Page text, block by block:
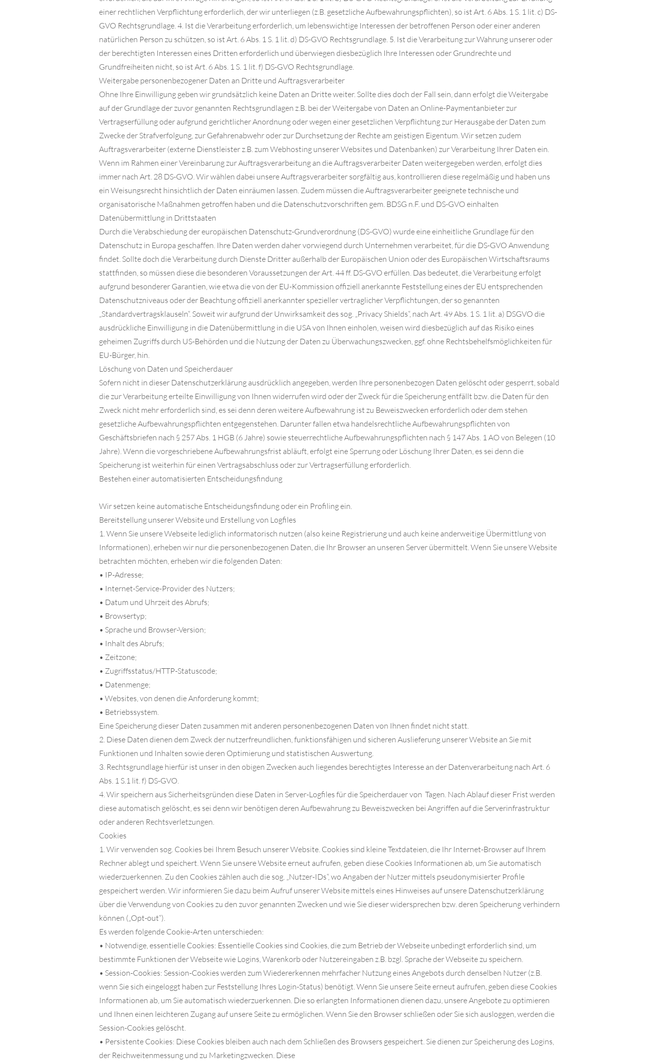
einer rechtlichen Verpflichtung erforderlich, der wir unterliegen (z.B. gesetzliche Aufbewahrungspflichten), so ist Art. 6 Abs. 1 S. 1 lit. c) DS-
GVO Rechtsgrundlage. 4. Ist die Verarbeitung erforderlich, um lebenswichtige Interessen der betroffenen Person oder einer anderen
natürlichen Person zu schützen, so ist Art. 6 Abs. 1 S. 1 lit. d) DS-GVO Rechtsgrundlage. 5. Ist die Verarbeitung zur Wahrung unserer oder
der berechtigten Interessen eines Dritten erforderlich und überwiegen diesbezüglich Ihre Interessen oder Grundrechte und
Grundfreiheiten nicht, so ist Art. 6 Abs. 1 S. 1 lit. f) DS-GVO Rechtsgrundlage.
Weitergabe personenbezogener Daten an Dritte und Auftragsverarbeiter
Ohne Ihre Einwilligung geben wir grundsätzlich keine Daten an Dritte weiter. Sollte dies doch der Fall sein, dann erfolgt die Weitergabe
auf der Grundlage der zuvor genannten Rechtsgrundlagen z.B. bei der Weitergabe von Daten an Online-Paymentanbieter zur
Vertragserfüllung oder aufgrund gerichtlicher Anordnung oder wegen einer gesetzlichen Verpflichtung zur Herausgabe der Daten zum
Zwecke der Strafverfolgung, zur Gefahrenabwehr oder zur Durchsetzung der Rechte am geistigen Eigentum. Wir setzen zudem
Auftragsverarbeiter (externe Dienstleister z.B. zum Webhosting unserer Websites und Datenbanken) zur Verarbeitung Ihrer Daten ein.
Wenn im Rahmen einer Vereinbarung zur Auftragsverarbeitung an die Auftragsverarbeiter Daten weitergegeben werden, erfolgt dies
immer nach Art. 28 DS-GVO. Wir wählen dabei unsere Auftragsverarbeiter sorgfältig aus, kontrollieren diese regelmäßig und haben uns
ein Weisungsrecht hinsichtlich der Daten einräumen lassen. Zudem müssen die Auftragsverarbeiter geeignete technische und
organisatorische Maßnahmen getroffen haben und die Datenschutzvorschriften gem. BDSG n.F. und DS-GVO einhalten
Datenübermittlung in Drittstaaten
Durch die Verabschiedung der europäischen Datenschutz-Grundverordnung (DS-GVO) wurde eine einheitliche Grundlage für den
Datenschutz in Europa geschaffen. Ihre Daten werden daher vorwiegend durch Unternehmen verarbeitet, für die DS-GVO Anwendung
findet. Sollte doch die Verarbeitung durch Dienste Dritter außerhalb der Europäischen Union oder des Europäischen Wirtschaftsraums
stattfinden, so müssen diese die besonderen Voraussetzungen der Art. 44 ff. DS-GVO erfüllen. Das bedeutet, die Verarbeitung erfolgt
aufgrund besonderer Garantien, wie etwa die von der EU-Kommission offiziell anerkannte Feststellung eines der EU entsprechenden
Datenschutzniveaus oder der Beachtung offiziell anerkannter spezieller vertraglicher Verpflichtungen, der so genannten
„Standardvertragsklauseln“. Soweit wir aufgrund der Unwirksamkeit des sog. „Privacy Shields“, nach Art. 49 Abs. 1 S. 1 lit. a) DSGVO die
ausdrückliche Einwilligung in die Datenübermittlung in die USA von Ihnen einholen, weisen wird diesbezüglich auf das Risiko eines
geheimen Zugriffs durch US-Behörden und die Nutzung der Daten zu Überwachungszwecken, ggf. ohne Rechtsbehelfsmöglichkeiten für
EU-Bürger, hin.
Löschung von Daten und Speicherdauer
Sofern nicht in dieser Datenschutzerklärung ausdrücklich angegeben, werden Ihre personenbezogen Daten gelöscht oder gesperrt, sobald
die zur Verarbeitung erteilte Einwilligung von Ihnen widerrufen wird oder der Zweck für die Speicherung entfällt bzw. die Daten für den
Zweck nicht mehr erforderlich sind, es sei denn deren weitere Aufbewahrung ist zu Beweiszwecken erforderlich oder dem stehen
gesetzliche Aufbewahrungspflichten entgegenstehen. Darunter fallen etwa handelsrechtliche Aufbewahrungspflichten von
Geschäftsbriefen nach § 257 Abs. 1 HGB (6 Jahre) sowie steuerrechtliche Aufbewahrungspflichten nach § 147 Abs. 1 AO von Belegen (10
Jahre). Wenn die vorgeschriebene Aufbewahrungsfrist abläuft, erfolgt eine Sperrung oder Löschung Ihrer Daten, es sei denn die
Speicherung ist weiterhin für einen Vertragsabschluss oder zur Vertragserfüllung erforderlich.
Bestehen einer automatisierten Entscheidungsfindung
Wir setzen keine automatische Entscheidungsfindung oder ein Profiling ein.
Bereitstellung unserer Website und Erstellung von Logfiles
1. Wenn Sie unsere Webseite lediglich informatorisch nutzen (also keine Registrierung und auch keine anderweitige Übermittlung von
Informationen), erheben wir nur die personenbezogenen Daten, die Ihr Browser an unseren Server übermittelt. Wenn Sie unsere Website
betrachten möchten, erheben wir die folgenden Daten:
• IP-Adresse;
• Internet-Service-Provider des Nutzers;
• Datum und Uhrzeit des Abrufs;
• Browsertyp;
• Sprache und Browser-Version;
• Inhalt des Abrufs;
• Zeitzone;
• Zugriffsstatus/HTTP-Statuscode;
• Datenmenge;
• Websites, von denen die Anforderung kommt;
• Betriebssystem.
Eine Speicherung dieser Daten zusammen mit anderen personenbezogenen Daten von Ihnen findet nicht statt.
2. Diese Daten dienen dem Zweck der nutzerfreundlichen, funktionsfähigen und sicheren Auslieferung unserer Website an Sie mit
Funktionen und Inhalten sowie deren Optimierung und statistischen Auswertung.
3. Rechtsgrundlage hierfür ist unser in den obigen Zwecken auch liegendes berechtigtes Interesse an der Datenverarbeitung nach Art. 6
Abs. 1 S.1 lit. f) DS-GVO.
4. Wir speichern aus Sicherheitsgründen diese Daten in Server-Logfiles für die Speicherdauer von Tagen. Nach Ablauf dieser Frist werden
diese automatisch gelöscht, es sei denn wir benötigen deren Aufbewahrung zu Beweiszwecken bei Angriffen auf die Serverinfrastruktur
oder anderen Rechtsverletzungen.
Cookies
1. Wir verwenden sog. Cookies bei Ihrem Besuch unserer Website. Cookies sind kleine Textdateien, die Ihr Internet-Browser auf Ihrem
Rechner ablegt und speichert. Wenn Sie unsere Website erneut aufrufen, geben diese Cookies Informationen ab, um Sie automatisch
wiederzuerkennen. Zu den Cookies zählen auch die sog. „Nutzer-IDs“, wo Angaben der Nutzer mittels pseudonymisierter Profile
gespeichert werden. Wir informieren Sie dazu beim Aufruf unserer Website mittels eines Hinweises auf unsere Datenschutzerklärung
über die Verwendung von Cookies zu den zuvor genannten Zwecken und wie Sie dieser widersprechen bzw. deren Speicherung verhindern
können („Opt-out“).
Es werden folgende Cookie-Arten unterschieden:
• Notwendige, essentielle Cookies: Essentielle Cookies sind Cookies, die zum Betrieb der Webseite unbedingt erforderlich sind, um
bestimmte Funktionen der Webseite wie Logins, Warenkorb oder Nutzereingaben z.B. bzgl. Sprache der Webseite zu speichern.
• Session-Cookies: Session-Cookies werden zum Wiedererkennen mehrfacher Nutzung eines Angebots durch denselben Nutzer (z.B.
wenn Sie sich eingeloggt haben zur Feststellung Ihres Login-Status) benötigt. Wenn Sie unsere Seite erneut aufrufen, geben diese Cookies
Informationen ab, um Sie automatisch wiederzuerkennen. Die so erlangten Informationen dienen dazu, unsere Angebote zu optimieren
und Ihnen einen leichteren Zugang auf unsere Seite zu ermöglichen. Wenn Sie den Browser schließen oder Sie sich ausloggen, werden die
Session-Cookies gelöscht.
• Persistente Cookies: Diese Cookies bleiben auch nach dem Schließen des Browsers gespeichert. Sie dienen zur Speicherung des Logins,
der Reichweitenmessung und zu Marketingzwecken. Diese